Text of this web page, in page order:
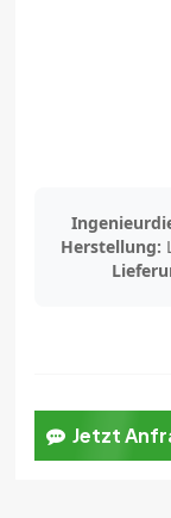
Herstellung:
Jetzt